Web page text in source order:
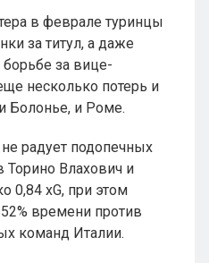
в феврале туринцы
за титул, а даже
за вице-
несколько потерь и
Болонье, и Роме.
радует подопечных
Торино Влахович и
0,84 xG, при этом
времени против
команд Италии.